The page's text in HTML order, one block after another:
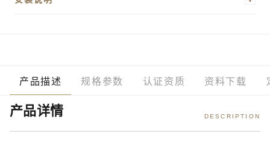
的清洁产品。使用后建议擦干表面水分，防止水垢沉积。轻微污渍可用软布
产品描述 规格参数 认证资质 资料下载
产品详情 DESCRIPTION